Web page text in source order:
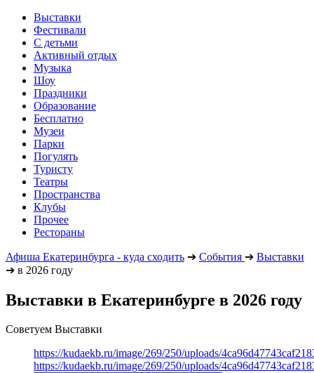
Выставки
Фестивали
С детьми
Активный отдых
Музыка
Шоу
Праздники
Образование
Бесплатно
Музеи
Парки
Погулять
Туристу
Театры
Пространства
Клубы
Прочее
Рестораны
Афиша Екатеринбурга - куда сходить ➔ События ➔ Выставки
➔ в 2026 году
Выставки в Екатеринбурге в 2026 году
Советуем Выставки
https://kudaekb.ru/image/269/250/uploads/
https://kudaekb.ru/image/269/250/uploads/